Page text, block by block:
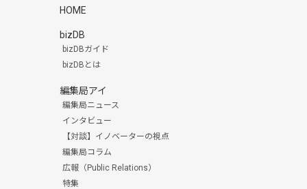
HOME
bizDB
bizDBガイド
bizDBとは
編集局アイ
編集局ニュース
インタビュー
【対談】イノベーターの視点
編集局コラム
広報（Public Relations）
特集